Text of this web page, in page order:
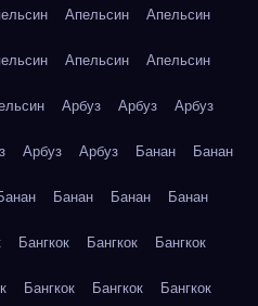
Апельсин Апельсин
Апельсин Апельсин
Арбуз Арбуз Арбуз
Арбуз Арбуз Банан Банан
Банан Банан Банан
Бангкок Бангкок Бангкок
Бангкок Бангкок Бангкок